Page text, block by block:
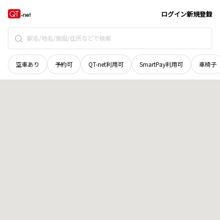
ログイン新規登録
空車あり 予約可 QT-net利用可 SmartPay利用可 車椅子
鳥取県